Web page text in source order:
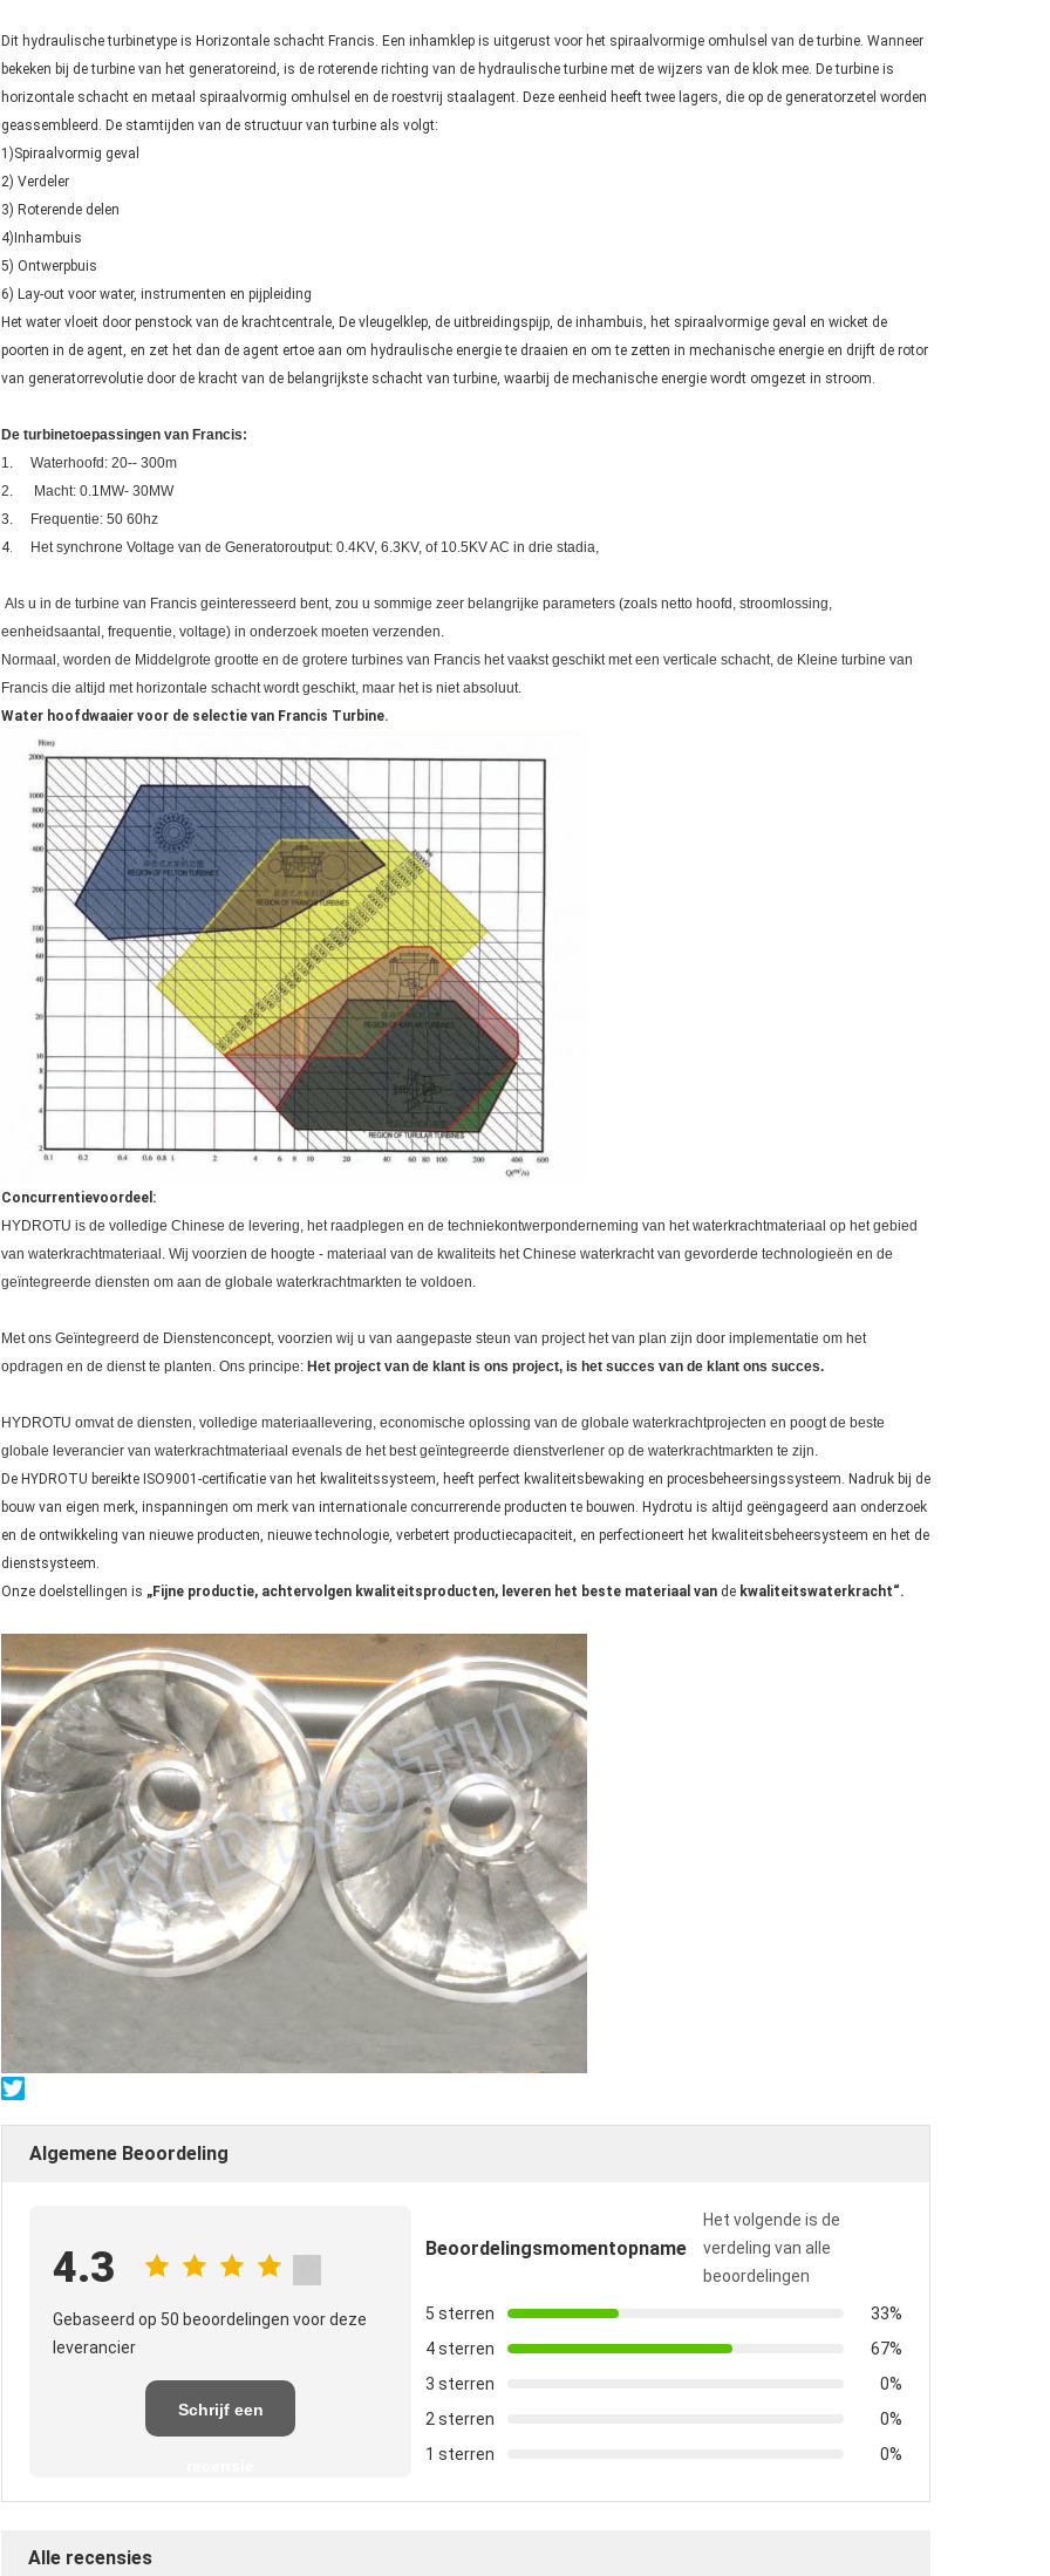
Dit hydraulische turbinetype is Horizontale schacht Francis. Een inhamklep is uitgerust voor het spiraalvormige omhulsel van de turbine. Wanneer
bekeken bij de turbine van het generatoreind, is de roterende richting van de hydraulische turbine met de wijzers van de klok mee. De turbine is
horizontale schacht en metaal spiraalvormig omhulsel en de roestvrij staalagent. Deze eenheid heeft twee lagers, die op de generatorzetel worden
geassembleerd. De stamtijden van de structuur van turbine als volgt:
1)Spiraalvormig geval
2) Verdeler
3) Roterende delen
4)Inhambuis
5) Ontwerpbuis
6) Lay-out voor water, instrumenten en pijpleiding
Het water vloeit door penstock van de krachtcentrale, De vleugelklep, de uitbreidingspijp, de inhambuis, het spiraalvormige geval en wicket de
poorten in de agent, en zet het dan de agent ertoe aan om hydraulische energie te draaien en om te zetten in mechanische energie en drijft de rotor
van generatorrevolutie door de kracht van de belangrijkste schacht van turbine, waarbij de mechanische energie wordt omgezet in stroom.
De turbinetoepassingen van Francis:
1. Waterhoofd: 20-- 300m
2. Macht: 0.1MW- 30MW
3. Frequentie: 50 60hz
4.
Het synchrone Voltage van de Generatoroutput: 0.4KV, 6.3KV, of 10.5KV AC in drie stadia,
Als u in de turbine van Francis geinteresseerd bent, zou u sommige zeer belangrijke parameters (zoals netto hoofd, stroomlossing,
eenheidsaantal, frequentie, voltage) in onderzoek moeten verzenden.
Normaal, worden de Middelgrote grootte en de grotere turbines van Francis het vaakst geschikt met een verticale schacht, de Kleine turbine van
Francis die altijd met horizontale schacht wordt geschikt, maar het is niet absoluut.
Water hoofdwaaier voor de selectie van Francis Turbine.
Concurrentievoordeel:
HYDROTU is de volledige Chinese de levering, het raadplegen en de techniekontwerponderneming van het waterkrachtmateriaal op het gebied
van waterkrachtmateriaal. Wij voorzien de hoogte - materiaal van de kwaliteits het Chinese waterkracht van gevorderde technologieën en de
geïntegreerde diensten om aan de globale waterkrachtmarkten te voldoen.
Met ons Geïntegreerd de Dienstenconcept, voorzien wij u van aangepaste steun van project het van plan zijn door implementatie om het
opdragen en de dienst te planten. Ons principe: Het project van de klant is ons project, is het succes van de klant ons succes.
HYDROTU omvat de diensten, volledige materiaallevering, economische oplossing van de globale waterkrachtprojecten en poogt de beste
globale leverancier van waterkrachtmateriaal evenals de het best geïntegreerde dienstverlener op de waterkrachtmarkten te zijn.
De HYDROTU bereikte ISO9001-certificatie van het kwaliteitssysteem, heeft perfect kwaliteitsbewaking en procesbeheersingssysteem. Nadruk bij de
bouw van eigen merk, inspanningen om merk van internationale concurrerende producten te bouwen. Hydrotu is altijd geëngageerd aan onderzoek
en de ontwikkeling van nieuwe producten, nieuwe technologie, verbetert productiecapaciteit, en perfectioneert het kwaliteitsbeheersysteem en het de
dienstsysteem.
Onze doelstellingen is „Fijne productie, achtervolgen kwaliteitsproducten, leveren het beste materiaal van de kwaliteitswaterkracht“.
Algemene Beoordeling
4.3
Gebaseerd op 50 beoordelingen voor deze
leverancier
Schrijf een
Beoordelingsmomentopname
Het volgende is de
verdeling van alle
beoordelingen
5 sterren
33%
4 sterren
67%
3 sterren
0%
2 sterren
0%
1 sterren
0%
Alle recensies